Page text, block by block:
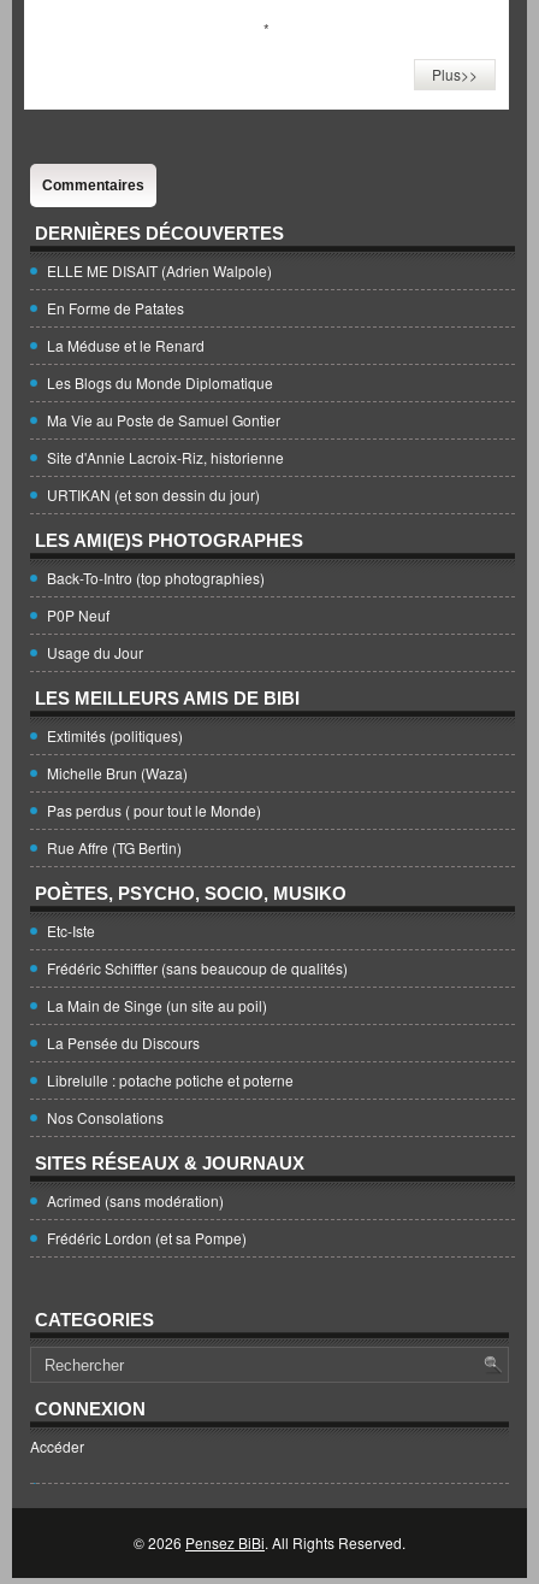
*
Plus>>
Commentaires
DERNIÈRES DÉCOUVERTES
ELLE ME DISAIT (Adrien Walpole)
En Forme de Patates
La Méduse et le Renard
Les Blogs du Monde Diplomatique
Ma Vie au Poste de Samuel Gontier
Site d'Annie Lacroix-Riz, historienne
URTIKAN (et son dessin du jour)
LES AMI(E)S PHOTOGRAPHES
Back-To-Intro (top photographies)
P0P Neuf
Usage du Jour
LES MEILLEURS AMIS DE BIBI
Extimités (politiques)
Michelle Brun (Waza)
Pas perdus ( pour tout le Monde)
Rue Affre (TG Bertin)
POÈTES, PSYCHO, SOCIO, MUSIKO
Etc-Iste
Frédéric Schiffter (sans beaucoup de qualités)
La Main de Singe (un site au poil)
La Pensée du Discours
Librelulle : potache potiche et poterne
Nos Consolations
SITES RÉSEAUX & JOURNAUX
Acrimed (sans modération)
Frédéric Lordon (et sa Pompe)
CATEGORIES
CONNEXION
Accéder
© 2026 Pensez BiBi. All Rights Reserved.